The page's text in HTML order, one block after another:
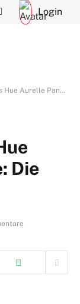
Login
Die fehlt bisher (noch)
Die